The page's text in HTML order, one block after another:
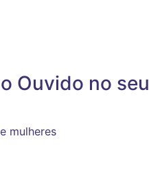
Ouvido no seu
mulheres